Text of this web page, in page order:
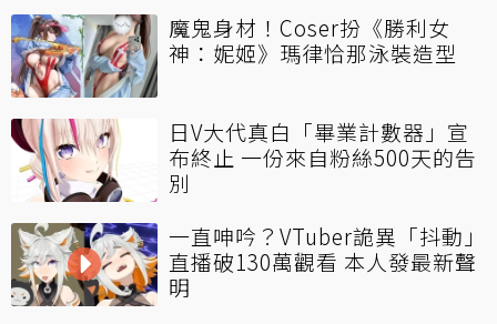
魔鬼身材！Coser扮《勝利女
神：妮姬》瑪律恰那泳裝造型
日V大代真白「畢業計數器」宣
布終止 一份來自粉絲500天的告
別
一直呻吟？VTuber詭異「抖動」
直播破130萬觀看 本人發最新聲
明